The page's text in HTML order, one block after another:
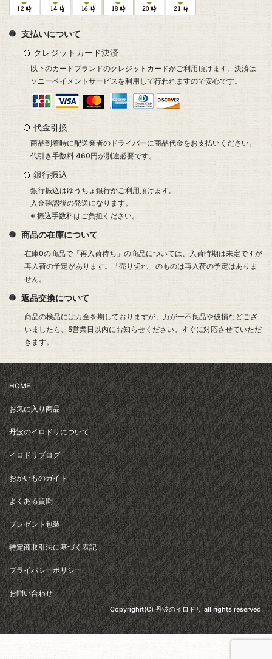
送料について
送料1,300円
22,000円以上のお買いもので送料無料
配送について
商品注文後2営業日以内に発送します。
配送はゆうパックを利用します。東北、北海道、離島以外は概ね発送翌
日にお届け可能です。
日時指定・時間帯指定もご利用いただけます。
支払いについて
クレジットカード決済
ソニーペイメントサービスを利用して行われますので安心です。
代金引換
商品到着時に配送業者のドライバーに商品代金をお支払いください。
代引き手数料 460円が別途必要です。
銀行振込はゆうちょ銀行がご利用頂けます。
入金確認後の発送になります。
※ 振込手数料はご負担ください。
商品の在庫について
在庫0の商品で「再入荷待ち」の商品については、入荷時期は未定ですが
再入荷の予定があります。「売り切れ」のものは再入荷の予定はありま
せん。
返品交換について
商品の検品には万全を期しておりますが、万が一不良品や破損などござ
いましたら、5営業日以内にお知らせください。すぐに対応させていただ
きます。
HOME
お気に入り商品
丹波のイロドリについて
イロドリブログ